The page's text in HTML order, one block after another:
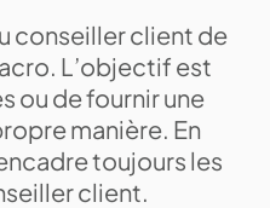
conseiller client de
L’objectif est
ou de fournir une
manière. En
toujours les
client.